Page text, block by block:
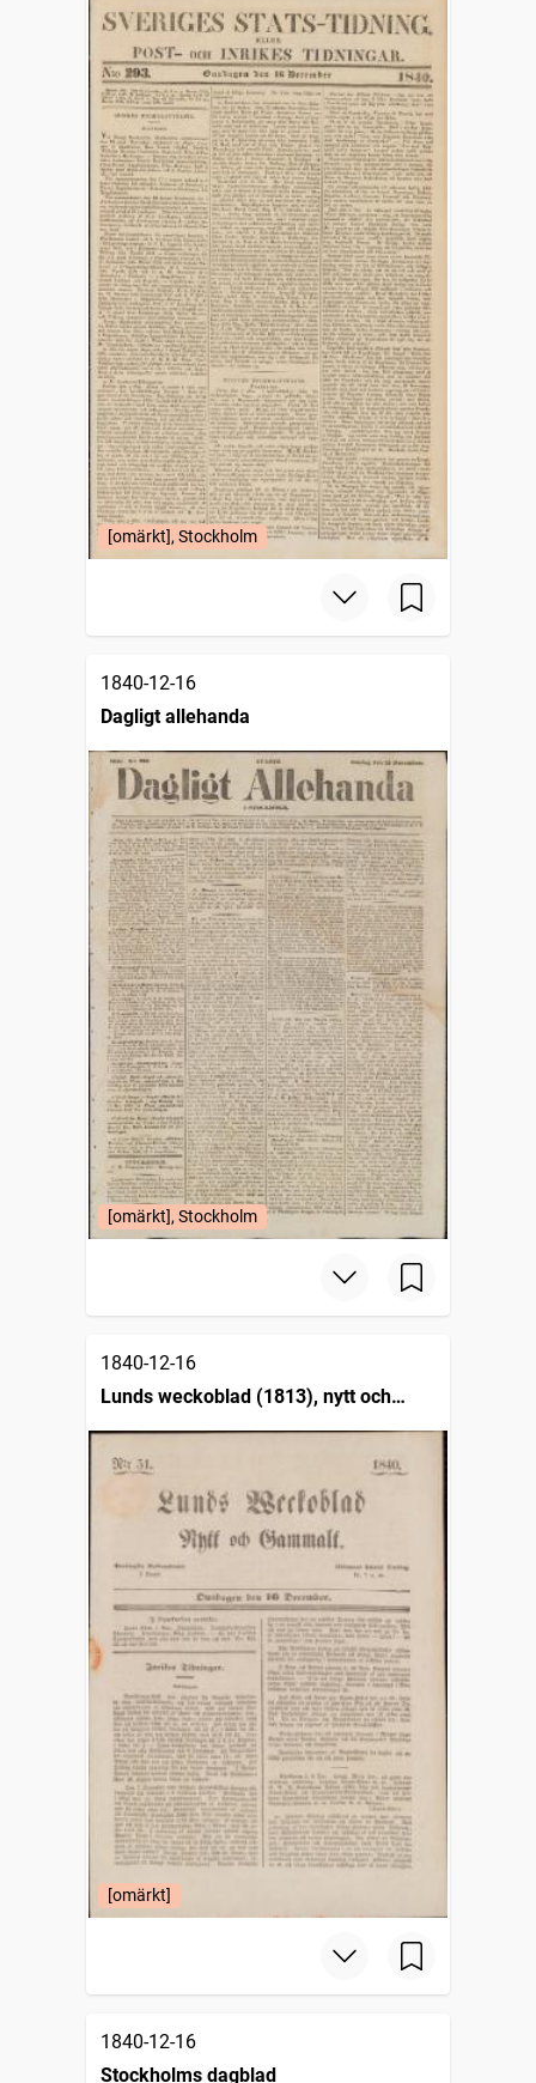
[omärkt], Stockholm
1840-12-16
Dagligt allehanda
[omärkt], Stockholm
1840-12-16
Lunds weckoblad (1813), nytt och
gammalt
[omärkt]
1840-12-16
Stockholms dagblad